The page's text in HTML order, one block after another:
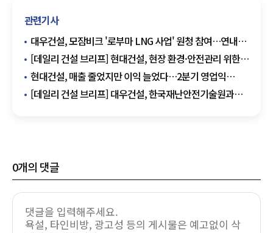
관련기사
대우건설, 모잠비크 '로부마 LNG 사업' 원청 참여…연내
EPC 본계약 목표
[데일리 건설 브리프] 현대건설, 현장 환경·안전관리 위한
무인로봇 도입 확대 추진 外
현대건설, 매출 줄었지만 이익 늘었다…2분기 영업익
2618억원·전년比 20.7%↑
[데일리 건설 브리프] 대우건설, 한국재난안전기술원과
0개의 댓글